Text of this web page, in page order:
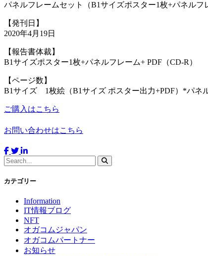
パネルフレームセット（B1サイズポスター1枚+パネル
【発刊日】
2020年4月19日
【報告書体裁】
B1サイズポスター1枚+パネルフレーム+ PDF（CD-R）
【ページ数】
B1サイズ 1枚絵（B1サイズ ポスター出力+PDF）*パネ
ご購入はこちら
お問い合わせはこちら
カテゴリー
Information
IT情報ブログ
NFT
オガコムジャパン
オガコムパートナー
お知らせ